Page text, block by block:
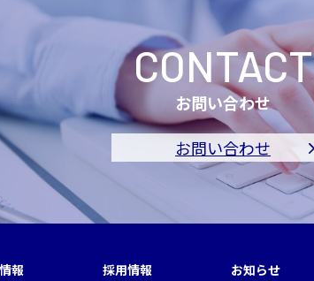
CONTACT
お問い合わせ
お問い合わせ
報 採用情報 お知らせ